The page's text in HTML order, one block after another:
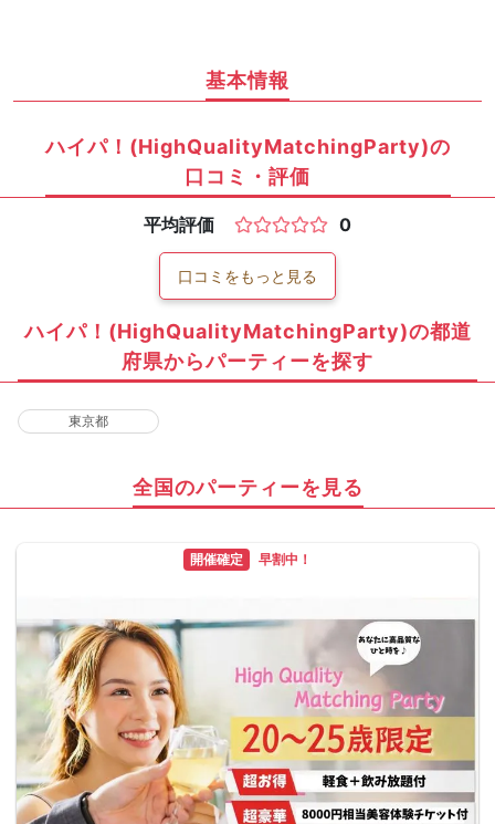
基本情報
ハイパ！(HighQualityMatchingParty)の
口コミ・評価
平均評価 0
口コミをもっと見る
ハイパ！(HighQualityMatchingParty)の都道
府県からパーティーを探す
東京都
全国のパーティーを見る
開催確定 早割中！